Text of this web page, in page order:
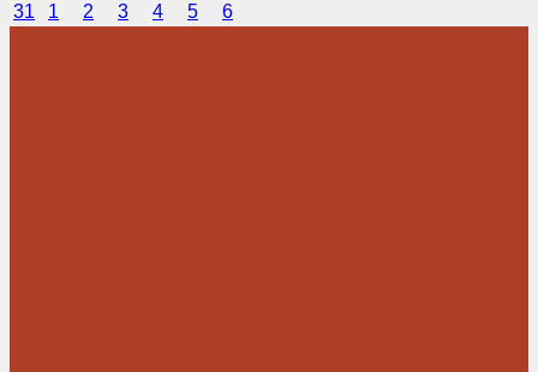
31
1 2 3 4 5 6